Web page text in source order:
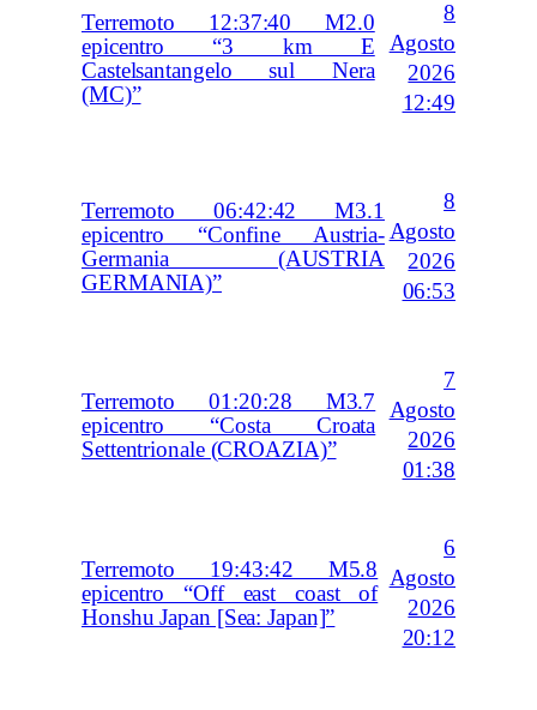
Terremoto 12:37:40 M2.0
epicentro “3 km E
Castelsantangelo sul Nera
(MC)”
8
Agosto
2026
12:49
Terremoto 06:42:42 M3.1
epicentro “Confine Austria-
Germania (AUSTRIA
GERMANIA)”
8
Agosto
2026
06:53
Terremoto 01:20:28 M3.7
epicentro “Costa Croata
Settentrionale (CROAZIA)”
7
Agosto
2026
01:38
Terremoto 19:43:42 M5.8
epicentro “Off east coast of
Honshu Japan [Sea: Japan]”
6
Agosto
2026
20:12